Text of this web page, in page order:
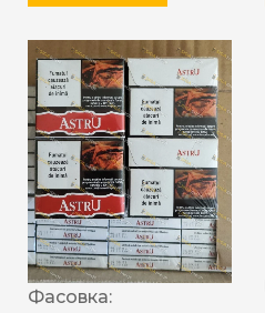
Фасовка: